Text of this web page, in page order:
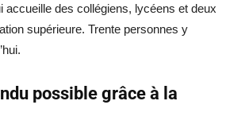
accueille des collégiens, lycéens et deux
supérieure. Trente personnes y
possible grâce à la